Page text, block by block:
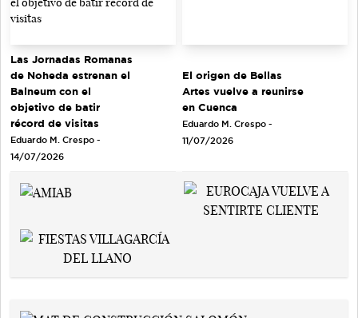
Las Jornadas Romanas
de Noheda estrenan el
Balneum con el
objetivo de batir
récord de visitas
Eduardo M. Crespo -
14/07/2026
El origen de Bellas
Artes vuelve a reunirse
en Cuenca
Eduardo M. Crespo -
11/07/2026